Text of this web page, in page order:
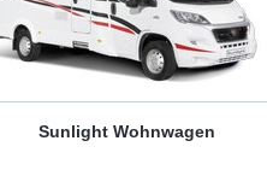
Sunlight Wohnwagen